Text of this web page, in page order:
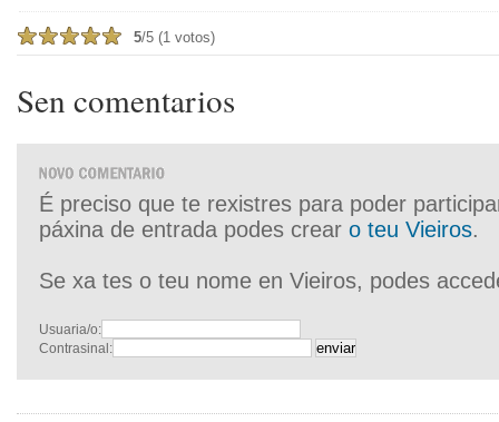
5/5 (1 votos)
Sen comentarios
É preciso que te rexistres para poder
páxina de entrada podes crear o teu Vieiros.
Se xa tes o teu nome en Vieiros, podes
Usuaria/o:
Contrasinal: